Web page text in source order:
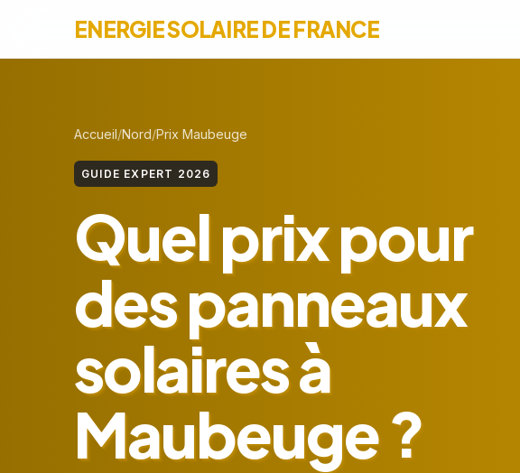
ENERGIE SOLAIRE DE FRANCE
Accueil Nord Prix Maubeuge
GUIDE EXPERT 2026
Quel prix pour
des panneaux
solaires à
Maubeuge ?